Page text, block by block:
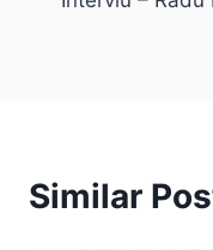
Similar